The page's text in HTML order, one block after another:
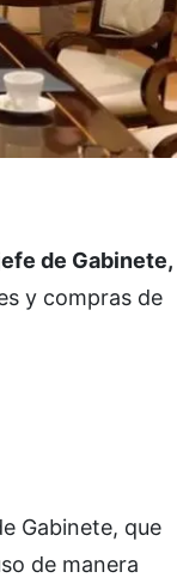
de Gabinete,
y compras de
Gabinete, que
de manera